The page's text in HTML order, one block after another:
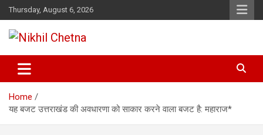
Skip
to
content
Thursday, August 6, 2026
Nikhil Chetna
Home
यह बजट उत्तराखंड की अवधारणा को साकार करने वाला बजट है: महाराज*